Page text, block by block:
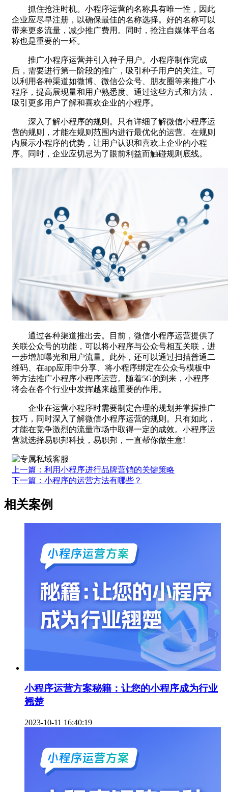
抓住抢注时机。小程序运营的名称具有唯一性，因此
企业应尽早注册，以确保最佳的名称选择。好的名称可以
带来更多流量，减少推广费用。同时，抢注自媒体平台名
称也是重要的一环。
推广小程序运营并引入种子用户。小程序制作完成
后，需要进行第一阶段的推广，吸引种子用户的关注。可
以利用各种渠道如微博、微信公众号、朋友圈等来推广小
程序，提高展现量和用户熟悉度。通过这些方式和方法，
吸引更多用户了解和喜欢企业的小程序。
深入了解小程序的规则。只有详细了解微信小程序运
营的规则，才能在规则范围内进行最优化的运营。在规则
内展示小程序的优势，让用户认识和喜欢上企业的小程
序。同时，企业应切忌为了眼前利益而触碰规则底线。
通过各种渠道推出去。目前，微信小程序运营提供了
关联公众号的功能，可以将小程序与公众号相互关联，进
一步增加曝光和用户流量。此外，还可以通过扫描普通二
维码、在app应用中分享、将小程序绑定在公众号模板中
等方法推广小程序小程序运营。随着5G的到来，小程序
将会在各个行业中发挥越来越重要的作用。
企业在运营小程序时需要制定合理的规划并掌握推广
技巧，同时深入了解微信小程序运营的规则。只有如此，
才能在竞争激烈的流量市场中取得一定的成效。小程序运
营就选择易职邦科技，易职邦，一直帮你做生意!
上一篇：利用小程序进行品牌营销的关键策略
下一篇：小程序的运营方法有哪些？
相关案例
小程序运营方案秘籍：让您的小程序成为行业
翘楚
2023-10-11 16:40:19